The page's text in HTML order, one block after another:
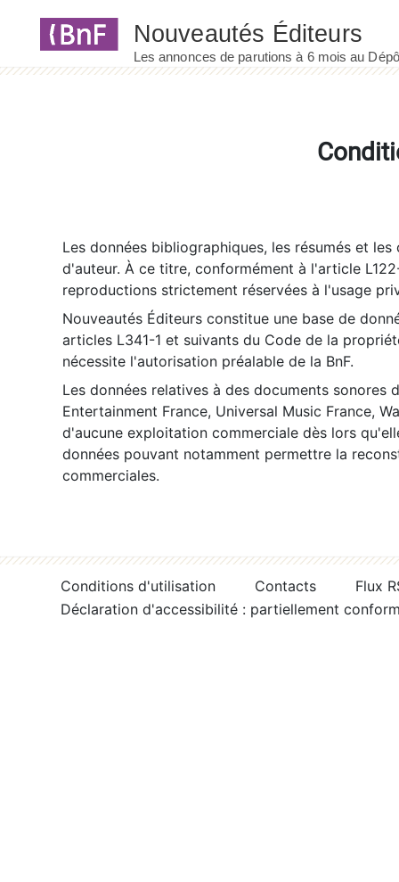
Les données bibliographiques, les résumés et
d'auteur. À ce titre, conformément à l'article
reproductions strictement réservées à l'usage
Nouveautés Éditeurs constitue une base de
articles L341-1 et suivants du Code de la
nécessite l'autorisation préalable de la BnF.
Les données relatives à des documents sonores
Entertainment France, Universal Music France,
d'aucune exploitation commerciale dès lors
données pouvant notamment permettre la
commerciales.
Conditions d'utilisation Contacts
Flux
Déclaration d'accessibilité : partiellement